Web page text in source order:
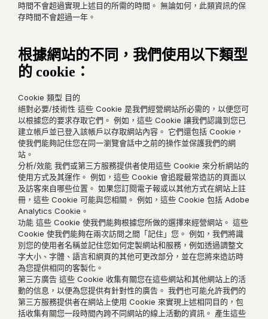
時間不會超過實現上述目的所需的時間。 無論如何，此類資訊的保
存時間不會超過一年。
根據網站的不同，我們使用以下類型
的 cookie：
Cookie 類型 目的
絕對必要/技術性 這些 Cookie 是我們經營網站所必需的，以便您可
以根據您的要求存取它們。 例如，這些 Cookie 讓我們認識到您已
建立帳戶並已登入該帳戶以存取網站內容。 它們還包括 Cookie，
使我們能夠記住您在同一瀏覽會話中之前的操作並保護我們的網
站。
分析/效能 我們或第三方服務提供者使用這些 Cookie 來分析網站的
使用方式及其運作。 例如，這些 Cookie 會追蹤最常造訪的頁面以
及訪客來自哪些位置。 如果您訂閱電子報或以其他方式在網站上註
冊，這些 Cookie 可能與您相關。 例如，這些 Cookie 包括 Adob​​e
Analytics Cookie。
功能 這些 Cookie 使我們能夠根據您所做的選擇來經營網站。 這些
Cookie 使我們能夠在兩次訪問之間「記住」您。 例如，我們將識
別您的使用者名稱並記住您如何定製網站和服務，例如透過調整文
字大小、字體、語言和網頁的其他可更改部分，並在您將來造訪時
為您提供相同的客製化。
第三方廣告 這些 Cookie 收集有關您在這些網站和其他網站上的活
動的信息，以便為您提供有針對性的廣告。 我們也可能允許我們的
第三方服務提供者在網站上使用 Cookie 來實現上述相同目的，包
括收集有關您一段時間內跨不同網站的線上活動的資訊。 產生這些